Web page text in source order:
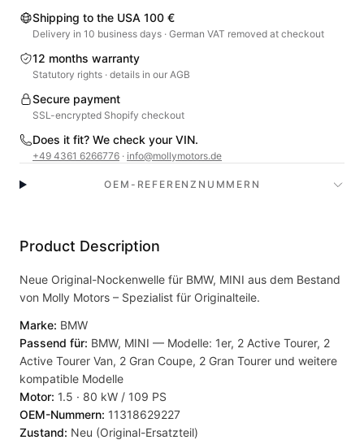
Shipping to the USA 100 €
Delivery in 10 business days · German VAT removed at checkout
12 months warranty
Statutory rights · details in our AGB
Secure payment
SSL-encrypted Shopify checkout
Does it fit? We check your VIN.
+49 4361 6266776 · info@mollymotors.de
OEM-REFERENZNUMMERN
Product Description
Neue Original-Nockenwelle für BMW, MINI aus dem Bestand
von Molly Motors – Spezialist für Originalteile.
Marke: BMW
Passend für: BMW, MINI — Modelle: 1er, 2 Active Tourer, 2
Active Tourer Van, 2 Gran Coupe, 2 Gran Tourer und weitere
kompatible Modelle
Motor: 1.5 · 80 kW / 109 PS
OEM-Nummern: 11318629227
Zustand: Neu (Original-Ersatzteil)